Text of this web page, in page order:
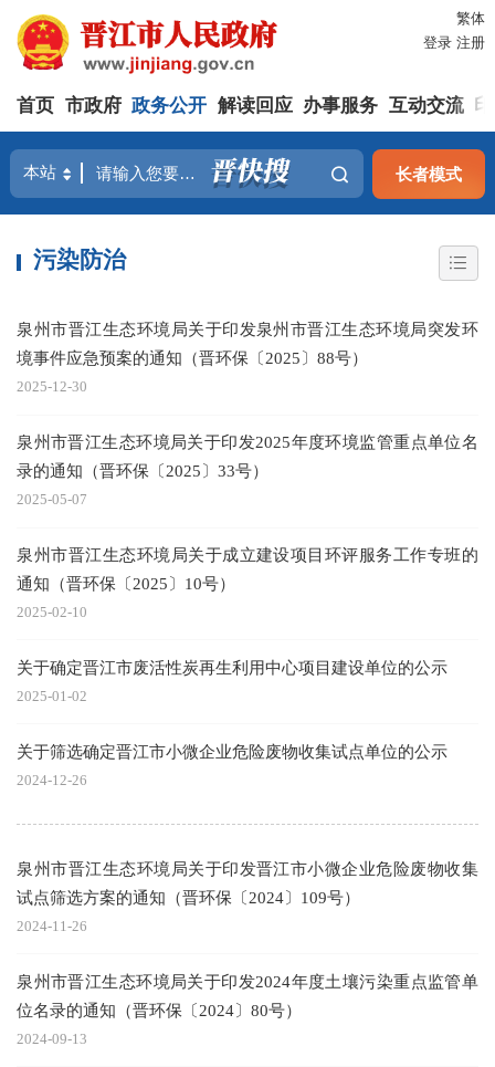
繁体
登录 注册
首页 市政府 政务公开 解读回应 办事服务 互动交流
长者模式
污染防治
泉州市晋江生态环境局关于印发泉州市晋江生态环境局突发环
境事件应急预案的通知（晋环保〔2025〕88号）
2025-12-30
泉州市晋江生态环境局关于印发2025年度环境监管重点单位名
录的通知（晋环保〔2025〕33号）
2025-05-07
泉州市晋江生态环境局关于成立建设项目环评服务工作专班的
通知（晋环保〔2025〕10号）
2025-02-10
关于确定晋江市废活性炭再生利用中心项目建设单位的公示
2025-01-02
关于筛选确定晋江市小微企业危险废物收集试点单位的公示
2024-12-26
泉州市晋江生态环境局关于印发晋江市小微企业危险废物收集
试点筛选方案的通知（晋环保〔2024〕109号）
2024-11-26
泉州市晋江生态环境局关于印发2024年度土壤污染重点监管单
位名录的通知（晋环保〔2024〕80号）
2024-09-13